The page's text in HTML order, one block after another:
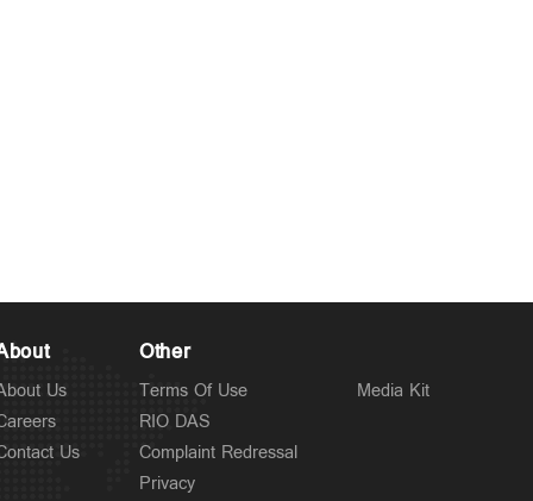
Us
Us
Other
Terms Of Use
RIO DAS
Complaint Redressal
Privacy
Media Kit